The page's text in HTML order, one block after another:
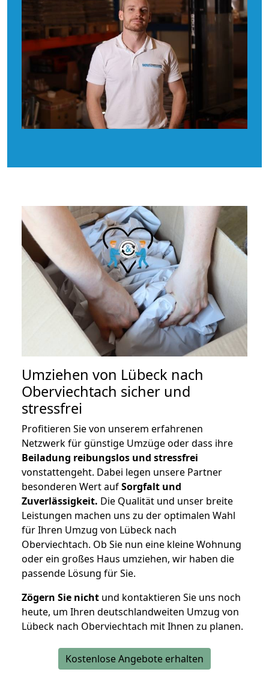
Umziehen von Lübeck nach
Oberviechtach sicher und
stressfrei
Profitieren Sie von unserem erfahrenen
Netzwerk für günstige Umzüge oder dass ihre
Beiladung reibungslos und stressfrei
vonstattengeht. Dabei legen unsere Partner
besonderen Wert aufSorgfalt und
Zuverlässigkeit. Die Qualität und unser breite
Leistungen machen uns zu der optimalen Wahl
für Ihren Umzug von Lübeck nach
Oberviechtach. Ob Sie nun eine kleine Wohnung
oder ein großes Haus umziehen, wir haben die
passende Lösung für Sie.
Zögern Sie nicht und kontaktieren Sie uns noch
heute, um Ihren deutschlandweiten Umzug von
Lübeck nach Oberviechtach mit Ihnen zu planen.
Kostenlose Angebote erhalten